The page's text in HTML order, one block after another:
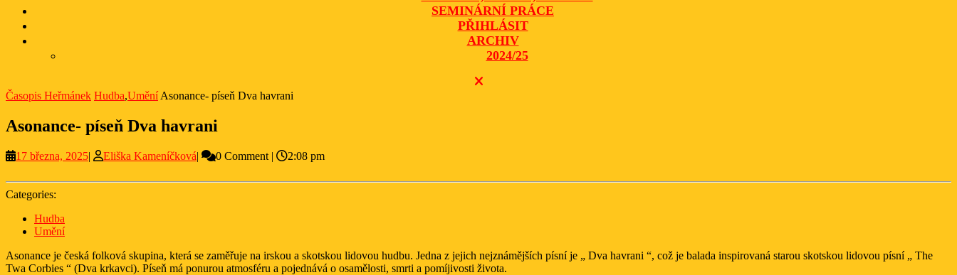
SEMINÁRNÍ PRÁCE
PŘIHLÁSIT
ARCHIV
2024/25
CLOSE
Časopis Heřmánek Hudba,UměníAsonance- píseň Dva havrani
Asonance- píseň Dva havrani
17 března, 202517
2025
| Eliška KameníčkováEliška
| 0 Comment | 2:08 pm
Categories:
Hudba
Umění
Asonance je česká folková skupina, která se zaměřuje na irskou a skotskou lidovou hudbu. Jedna z jejich nejznámějších písní je „ Dva havrani “, což je balada inspirovaná starou skotskou lidovou písní „ The
Twa Corbies “ (Dva krkavci). Píseň má ponurou atmosféru a pojednává o osamělosti, smrti a pomíjivosti života.